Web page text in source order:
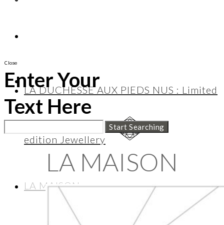
LA DUCHESSE AUX PIEDS NUS : Limited
edition Jewellery
LA MAISON
Close
Enter Your
Text Here
LA MAISON